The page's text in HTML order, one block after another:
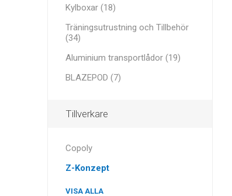
Kylboxar (18)
Träningsutrustning och Tillbehör
(34)
Aluminium transportlådor (19)
BLAZEPOD (7)
Tillverkare
Copoly
Z-Konzept
VISA ALLA